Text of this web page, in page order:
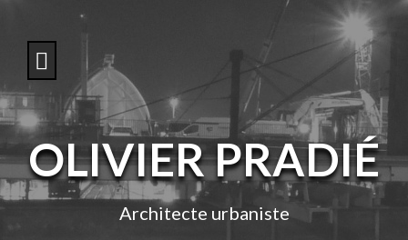
o
c
n
e
OLIVIER PRADIÉ
Architecte urbaniste